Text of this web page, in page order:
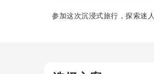
参加这次沉浸式旅行，探索迷